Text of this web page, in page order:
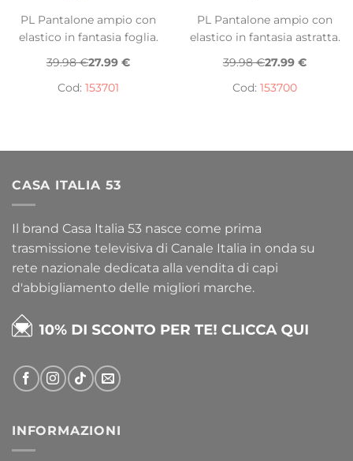
PL Pantalone ampio con
elastico in fantasia foglia.
39.98 €27.99 €
Cod: 153701
PL Pantalone ampio con
elastico in fantasia astratta.
39.98 €27.99 €
Cod: 153700
CASA ITALIA 53
Il brand Casa Italia 53 nasce come prima
trasmissione televisiva di Canale Italia in onda su
rete nazionale dedicata alla vendita di capi
d'abbigliamento delle migliori marche.
INFORMAZIONI